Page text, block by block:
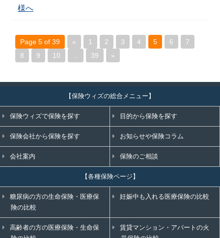
様へ
Page 5 of 39 « 1 2 3 4 5 6
7
8
9 10 ... 39 »
【保険ウィズの総合メニュー】
保険ウィズで保険を探す 目的から保険を探す
保険会社から保険を探す お知らせや保険コラム
会社案内 保険のご相談
【各種保険ページ】
糖尿病の方の生命保険・医療保
険の比較
妊娠中も入れる医療保険の比較
高齢者の方の医療保険・生命保
賃貸マンション・アパートの火